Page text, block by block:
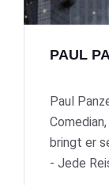
PAUL
Paul
bringt er
- Jede